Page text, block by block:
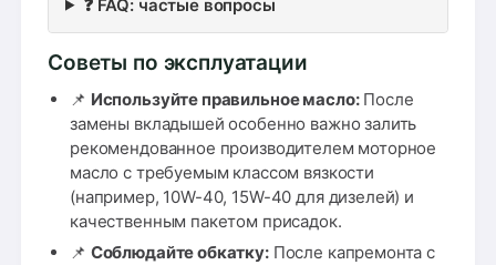
❓ FAQ: частые вопросы
Советы по эксплуатации
📌 Используйте правильное масло:После
замены вкладышей особенно важно залить
рекомендованное производителем моторное
масло с требуемым классом вязкости
(например, 10W-40, 15W-40 для дизелей) и
качественным пакетом присадок.
📌 Соблюдайте обкатку:После капремонта с